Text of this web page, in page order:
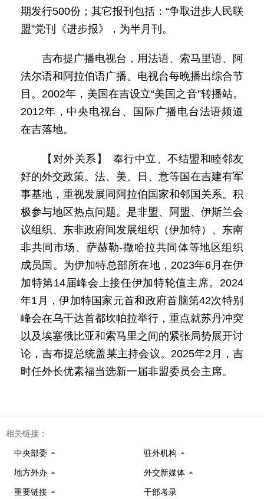
期发行500份；其它报刊包括：“争取进步人民联
盟”党刊《进步报》，为半月刊。
吉布提广播电视台，用法语、索马里语、阿
法尔语和阿拉伯语广播。电视台每晚播出综合节
目。2002年，美国在吉设立“美国之音”转播站。
2012年，中央电视台、国际广播电台法语频道
在吉落地。
【对外关系】 奉行中立、不结盟和睦邻友
好的外交政策。法、美、日、意等国在吉建有军
事基地，重视发展同阿拉伯国家和邻国关系。积
极参与地区热点问题。是非盟、阿盟、伊斯兰会
议组织、东非政府间发展组织（伊加特）、东南
非共同市场、萨赫勒-撒哈拉共同体等地区组织
成员国。为伊加特总部所在地，2023年6月在伊
加特第14届峰会上接任伊加特轮值主席。2024
年1月，伊加特国家元首和政府首脑第42次特别
峰会在乌干达首都坎帕拉举行，重点就苏丹冲突
以及埃塞俄比亚和索马里之间的紧张局势展开讨
论，吉布提总统盖莱主持会议。2025年2月，吉
时任外长优素福当选新一届非盟委员会主席。
相关链接：
中央部委 驻外机构
地方外办 外交新媒体
重要链接 干部考录